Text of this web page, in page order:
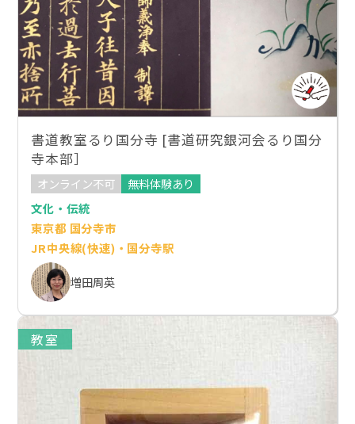
書道教室るり国分寺 [書道研究銀河会るり国分
寺本部］
オンライン不可
無料体験あり
文化・伝統
東京都 国分寺市
JR中央線(快速)・国分寺駅
増田周英
教室